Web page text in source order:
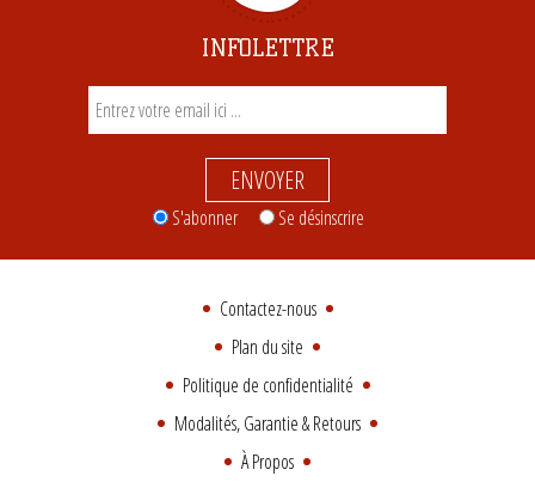
INFOLETTRE
ENVOYER
S'abonner Se désinscrire
Contactez-nous
Plan du site
Politique de confidentialité
Modalités, Garantie & Retours
À Propos